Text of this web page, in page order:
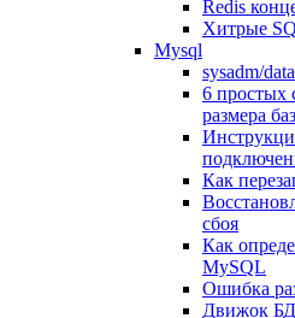
Redis
Хитрые
Mysql
sysadm/
6 простых
размера
Как
сбоя
Как
MySQL
Ошибка
Движок БД